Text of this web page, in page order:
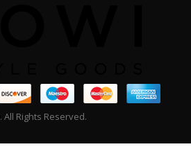
Rights Reserved.